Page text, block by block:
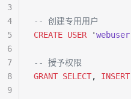
-- 创建专用用户
CREATE USER 'webuser
-- 授予权限
GRANT SELECT, INSERT
3
4
5
6
7
8
9